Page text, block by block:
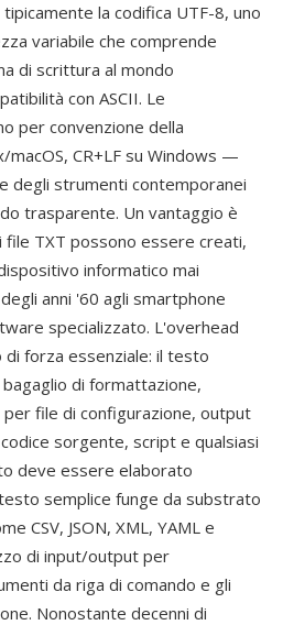
la codifica UTF-8, uno
variabile che comprende
di scrittura al mondo
con ASCII. Le
per convenzione della
CR+LF su Windows —
degli strumenti contemporanei
trasparente. Un vantaggio è
TXT possono essere creati,
informatico mai
anni '60 agli smartphone
specializzato. L'overhead
forza essenziale: il testo
di formattazione,
file di configurazione, output
sorgente, script e qualsiasi
deve essere elaborato
semplice funge da substrato
CSV, JSON, XML, YAML e
di input/output per
da riga di comando e gli
Nonostante decenni di